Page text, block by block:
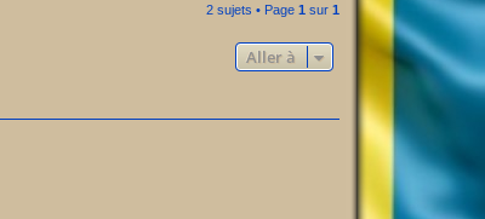
2 sujets • Page 1 sur 1
Aller à